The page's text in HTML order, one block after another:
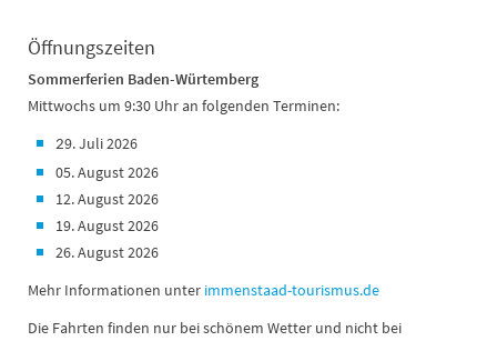
Öffnungszeiten
Sommerferien Baden-Würtemberg
Mittwochs um 9:30 Uhr an folgenden Terminen:
29. Juli 2026
05. August 2026
12. August 2026
19. August 2026
26. August 2026
Mehr Informationen unter immenstaad-tourismus.de
Die Fahrten finden nur bei schönem Wetter und nicht bei